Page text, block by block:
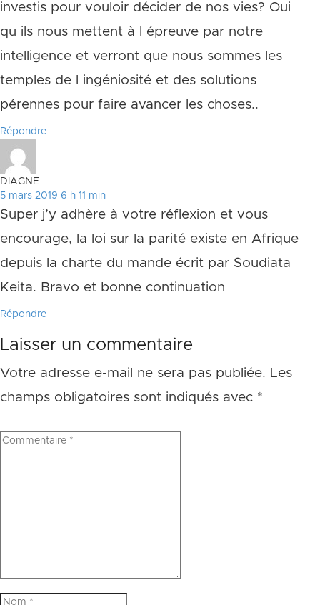
investis pour vouloir décider de nos vies? Oui
qu ils nous mettent à l épreuve par notre
intelligence et verront que nous sommes les
temples de l ingéniosité et des solutions
pérennes pour faire avancer les choses..
Répondre
DIAGNE
5 mars 2019 6 h 11 min
Super j’y adhère à votre réflexion et vous
encourage, la loi sur la parité existe en Afrique
depuis la charte du mande écrit par Soudiata
Keita. Bravo et bonne continuation
Répondre
Laisser un commentaire
Votre adresse e-mail ne sera pas publiée. Les
champs obligatoires sont indiqués avec *